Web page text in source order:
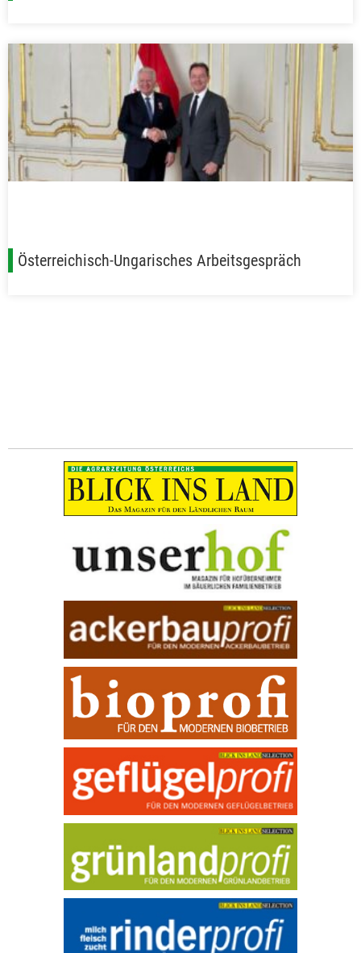
Österreichisch-Ungarisches Arbeitsgespräch